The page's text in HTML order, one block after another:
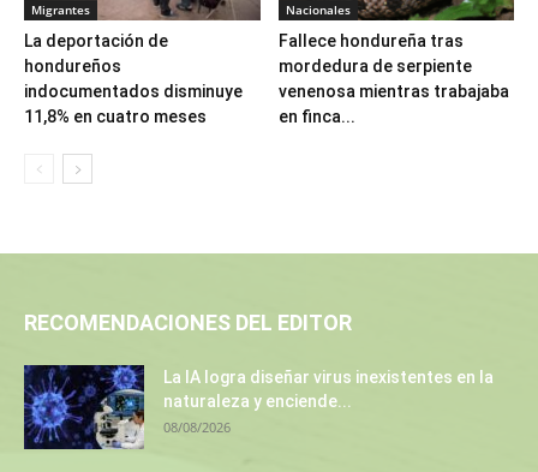
Migrantes
La deportación de
hondureños
indocumentados disminuye
11,8% en cuatro meses
Nacionales
Fallece hondureña tras
mordedura de serpiente
venenosa mientras trabajaba
en finca...
RECOMENDACIONES DEL EDITOR
La IA logra diseñar virus inexistentes en la
naturaleza y enciende...
08/08/2026